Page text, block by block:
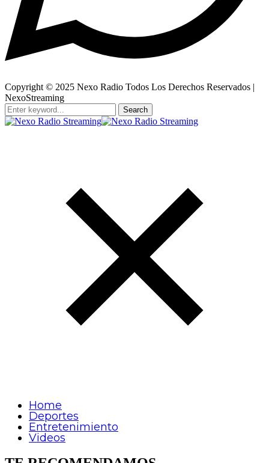
Copyright © 2025 Nexo Radio Todos Los Derechos Reservados |
NexoStreaming
Search
Home
Deportes
Entretenimiento
Videos